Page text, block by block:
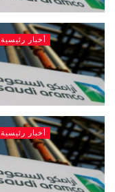
أخبار رئيسية
أخبار رئيسية